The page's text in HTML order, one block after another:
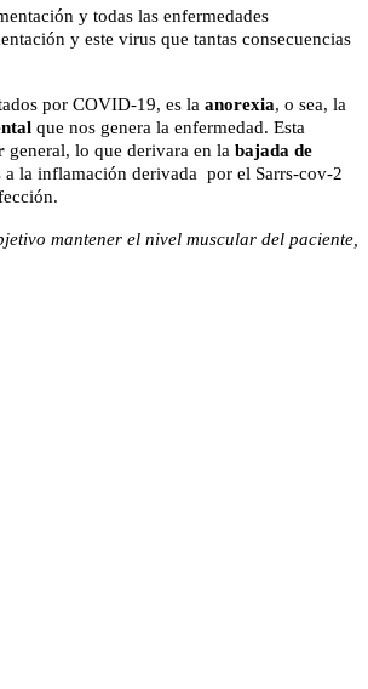
y todas las enfermedades
y este virus que tantas consecuencias
por COVID-19, es la anorexia, o sea, la
que nos genera la enfermedad. Esta
general, lo que derivara en la bajada de
a la inflamación derivada por el Sarrs-cov-2
mantener el nivel muscular del paciente,